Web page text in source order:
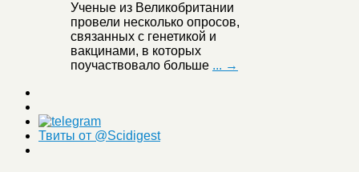
Ученые из Великобритании
провели несколько опросов,
связанных с генетикой и
вакцинами, в которых
поучаствовало больше ... →
Твиты от @Scidigest